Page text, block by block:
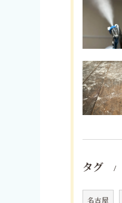
タグ
名古屋